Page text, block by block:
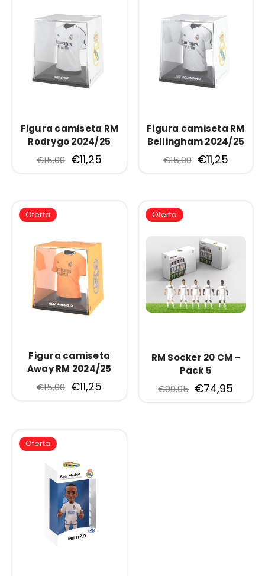
Figura camiseta RM
Rodrygo 2024/25
€15,00 €11,25
Figura camiseta RM
Bellingham 2024/25
€15,00 €11,25
Oferta
Figura camiseta
Away RM 2024/25
€15,00 €11,25
Oferta
RM Socker 20 CM -
Pack 5
€99,95 €74,95
Oferta